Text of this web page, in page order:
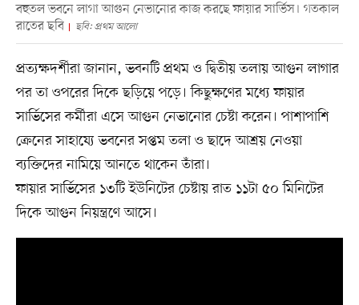
বহুতল ভবনে লাগা আগুন নেভানোর কাজ করছে ফায়ার সার্ভিস। গতকাল
রাতের ছবি
ছবি: প্রথম আলো
প্রত্যক্ষদর্শীরা জানান, ভবনটি প্রথম ও দ্বিতীয় তলায় আগুন লাগার
পর তা ওপরের দিকে ছড়িয়ে পড়ে। কিছুক্ষণের মধ্যে ফায়ার
সার্ভিসের কর্মীরা এসে আগুন নেভানোর চেষ্টা করেন। পাশাপাশি
ক্রেনের সাহায্যে ভবনের সপ্তম তলা ও ছাদে আশ্রয় নেওয়া
ব্যক্তিদের নামিয়ে আনতে থাকেন তাঁরা।
ফায়ার সার্ভিসের ১৩টি ইউনিটের চেষ্টায় রাত ১১টা ৫০ মিনিটের
দিকে আগুন নিয়ন্ত্রণে আসে।